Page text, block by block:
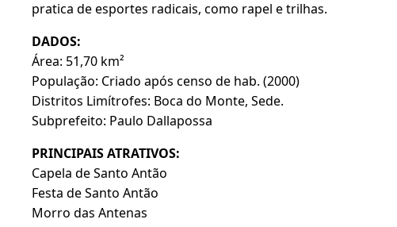
pratica de esportes radicais, como rapel e trilhas.
DADOS:
Área: 51,70 km²
População: Criado após censo de hab. (2000)
Distritos Limítrofes: Boca do Monte, Sede.
Subprefeito: Paulo Dallapossa
PRINCIPAIS ATRATIVOS:
Capela de Santo Antão
Festa de Santo Antão
Morro das Antenas